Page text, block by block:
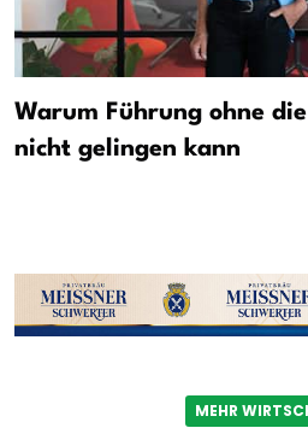
Warum Führung ohne
nicht gelingen kann
MEHR